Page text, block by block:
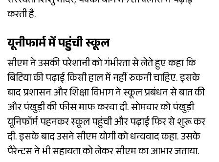
करती है.
यूनीफार्म में पहुंची स्कूल
सीएम ने उसकी परेशानी को गंभीरता से लेते हुए कहा कि
बिटिया की पढ़ाई किसी हाल में नहीं रुकनी चाहिए. इसके
बाद प्रशासन और शिक्षा विभाग ने स्कूल प्रबंधन से बात की
और पंखुड़ी की फीस माफ करवा दी. सोमवार को पंखुड़ी
यूनिफॉर्म पहनकर स्कूल पहुंची और पढ़ाई फिर से शुरू कर
दी. इसके बाद उसने सीएम योगी को धन्यवाद कहा. उसके
पैरेन्टस ने भी सहायता को लेकर सीएम का आभार जताया.